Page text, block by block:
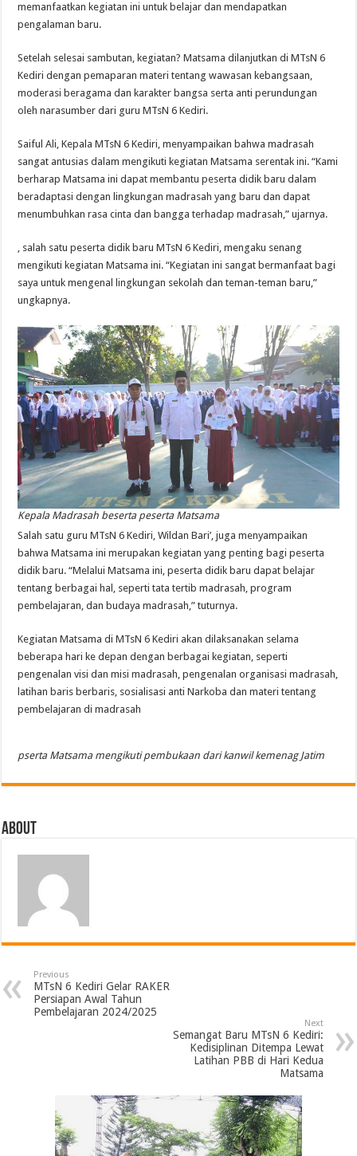
memanfaatkan kegiatan ini untuk belajar dan mendapatkan
pengalaman baru.
Setelah selesai sambutan, kegiatan? Matsama dilanjutkan di MTsN 6
Kediri dengan pemaparan materi tentang wawasan kebangsaan,
moderasi beragama dan karakter bangsa serta anti perundungan
oleh narasumber dari guru MTsN 6 Kediri.
Saiful Ali, Kepala MTsN 6 Kediri, menyampaikan bahwa madrasah
sangat antusias dalam mengikuti kegiatan Matsama serentak ini. “Kami
berharap Matsama ini dapat membantu peserta didik baru dalam
beradaptasi dengan lingkungan madrasah yang baru dan dapat
menumbuhkan rasa cinta dan bangga terhadap madrasah,” ujarnya.
, salah satu peserta didik baru MTsN 6 Kediri, mengaku senang
mengikuti kegiatan Matsama ini. “Kegiatan ini sangat bermanfaat bagi
saya untuk mengenal lingkungan sekolah dan teman-teman baru,”
ungkapnya.
Kepala Madrasah beserta peserta Matsama
Salah satu guru MTsN 6 Kediri, Wildan Bari’, juga menyampaikan
bahwa Matsama ini merupakan kegiatan yang penting bagi peserta
didik baru. “Melalui Matsama ini, peserta didik baru dapat belajar
tentang berbagai hal, seperti tata tertib madrasah, program
pembelajaran, dan budaya madrasah,” tuturnya.
Kegiatan Matsama di MTsN 6 Kediri akan dilaksanakan selama
beberapa hari ke depan dengan berbagai kegiatan, seperti
pengenalan visi dan misi madrasah, pengenalan organisasi madrasah,
latihan baris berbaris, sosialisasi anti Narkoba dan materi tentang
pembelajaran di madrasah
pserta Matsama mengikuti pembukaan dari kanwil kemenag Jatim
About
Previous
MTsN 6 Kediri Gelar RAKER
Persiapan Awal Tahun
Pembelajaran 2024/2025
Next
Semangat Baru MTsN 6 Kediri:
Kedisiplinan Ditempa Lewat
Latihan PBB di Hari Kedua
Matsama